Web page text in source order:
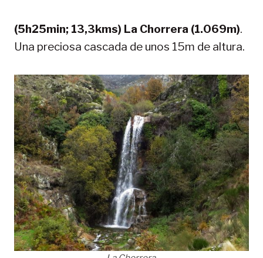
(5h25min; 13,3kms) La Chorrera (1.069m).
Una preciosa cascada de unos 15m de altura.